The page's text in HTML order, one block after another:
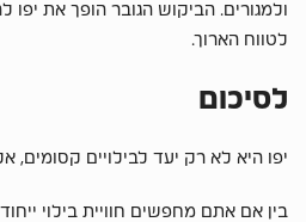
ולמגורים. הביקוש הגובר הופך את
לטווח הארוך.
לסיכום
יפו היא לא רק יעד לבילויים קסומים,
בין אם אתם מחפשים חוויית בילוי